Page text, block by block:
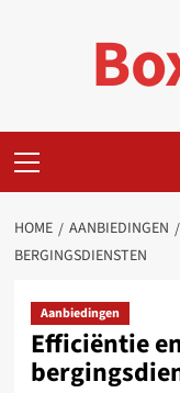
menu
HOME AANBIEDINGEN
BERGINGSDIENSTEN
Aanbiedingen
Efficiëntie